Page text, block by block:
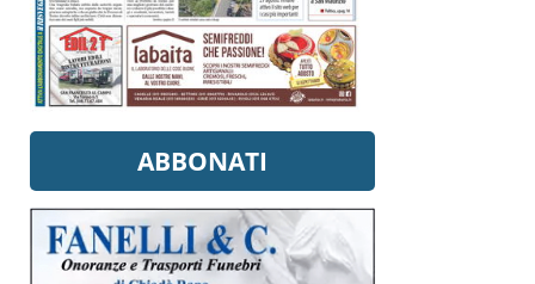
ABBONATI